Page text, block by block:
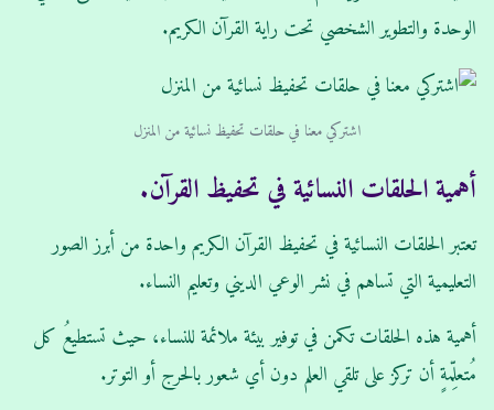
الوحدة والتطوير الشخصي تحت راية القرآن الكريم.
اشتركي معنا في حلقات تحفيظ نسائية من المنزل
أهمية الحلقات النسائية في تحفيظ القرآن.
تعتبر الحلقات النسائية في تحفيظ القرآن الكريم واحدة من أبرز الصور
التعليمية التي تساهم في نشر الوعي الديني وتعليم النساء.
أهمية هذه الحلقات تكمن في توفير بيئة ملائمة للنساء، حيث تستطيعُ كل
مُتعلِّمةٍ أن تركز على تلقي العلم دون أي شعور بالحرج أو التوتر.